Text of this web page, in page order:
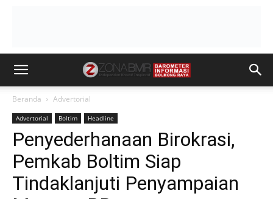
Beranda Advertorial
Advertorial Boltim Headline
Penyederhanaan Birokrasi,
Pemkab Boltim Siap
Tindaklanjuti Penyampaian